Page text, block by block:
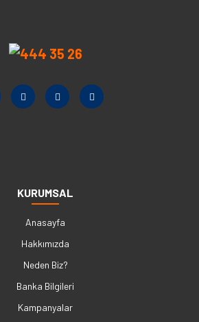
KURUMSAL
Anasayfa
Hakkımızda
Neden Biz?
Banka Bilgileri
Kampanyalar